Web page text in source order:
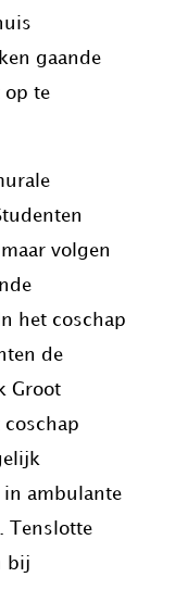
gaande
op te
volgen
het coschap
de
Groot
in ambulante
Tenslotte
bij